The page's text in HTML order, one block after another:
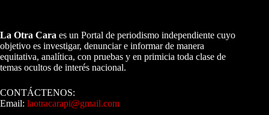
La Otra Cara es un Portal de periodismo independiente cuyo
objetivo es investigar, denunciar e informar de manera
equitativa, analítica, con pruebas y en primicia toda clase de
temas ocultos de interés nacional.
CONTÁCTENOS:
Email: laotracarapi@gmail.com